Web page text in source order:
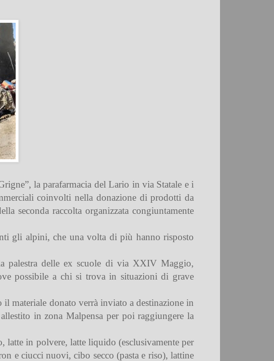
la parafarmacia del Lario in via Statale e i
coinvolti nella donazione di prodotti da
seconda raccolta organizzata congiuntamente
gli alpini, che una volta di più hanno risposto
palestra delle ex scuole di via XXIV Maggio,
possibile a chi si trova in situazioni di grave
il materiale donato verrà inviato a destinazione in
in zona Malpensa per poi raggiungere la
latte in polvere, latte liquido (esclusivamente per
e ciucci nuovi, cibo secco (pasta e riso), lattine